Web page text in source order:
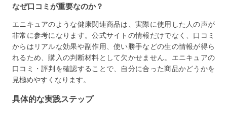
なぜ口コミが重要なのか？
エニキュアのような健康関連商品は、実際に使用した人の声が
非常に参考になります。公式サイトの情報だけでなく、口コミ
からはリアルな効果や副作用、使い勝手などの生の情報が得ら
れるため、購入の判断材料として欠かせません。エニキュアの
口コミ・評判を確認することで、自分に合った商品かどうかを
見極めやすくなります。
具体的な実践ステップ